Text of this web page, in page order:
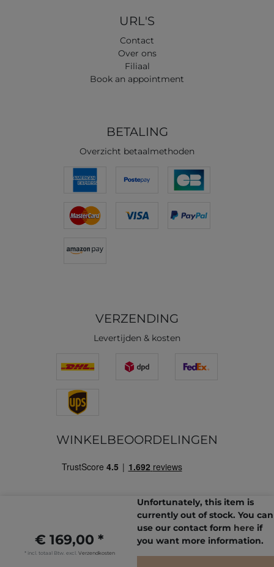
€ 169,00 *
* incl. totaal Btw. excl. Verzendkosten
Unfortunately, this item is
currently out of stock. You can
use our contact form here if
you want more information.
URL'S
Contact
Over ons
Filiaal
Book an appointment
BETALING
Overzicht betaalmethoden
VERZENDING
Levertijden & kosten
WINKELBEOORDELINGEN